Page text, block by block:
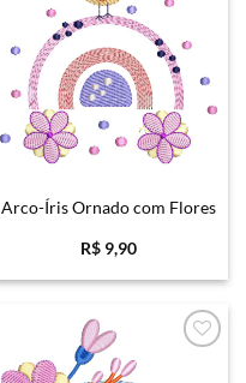
Arco-Íris Ornado com Flores
R$ 9,90